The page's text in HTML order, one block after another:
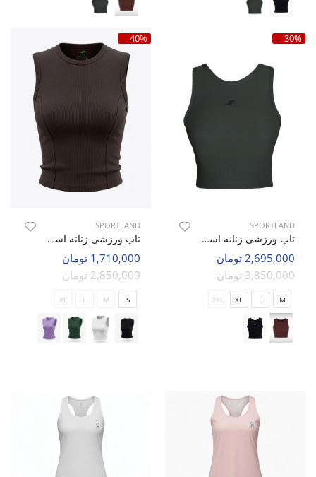
30%
SPORTLAND
تاپ ورزشی زنانه اسپورتلند SHIFT Active W
2,695,000 تومان
3,850,000 تومان
M
L
XL
2XL
40%
SPORTLAND
تاپ ورزشی زنانه اسپورتلند Cortina W
1,710,000 تومان
2,850,000 تومان
S
M
L
XL